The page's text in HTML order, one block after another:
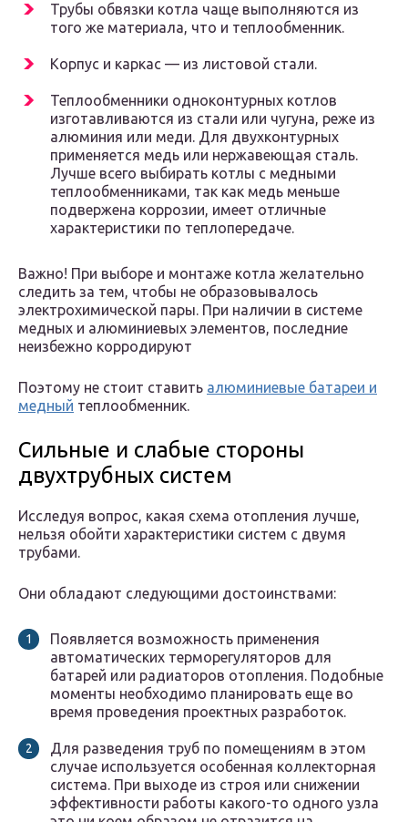
Трубы обвязки котла чаще выполняются из
того же материала, что и теплообменник.
Корпус и каркас — из листовой стали.
Теплообменники одноконтурных котлов
изготавливаются из стали или чугуна, реже из
алюминия или меди. Для двухконтурных
применяется медь или нержавеющая сталь.
Лучше всего выбирать котлы с медными
теплообменниками, так как медь меньше
подвержена коррозии, имеет отличные
характеристики по теплопередаче.
Важно! При выборе и монтаже котла желательно
следить за тем, чтобы не образовывалось
электрохимической пары. При наличии в системе
медных и алюминиевых элементов, последние
неизбежно корродируют
Поэтому не стоит ставить алюминиевые батареи и
медный теплообменник.
Сильные и слабые стороны
двухтрубных систем
Исследуя вопрос, какая схема отопления лучше,
нельзя обойти характеристики систем с двумя
трубами.
Они обладают следующими достоинствами:
Появляется возможность применения
автоматических терморегуляторов для
батарей или радиаторов отопления. Подобные
моменты необходимо планировать еще во
время проведения проектных разработок.
Для разведения труб по помещениям в этом
случае используется особенная коллекторная
система. При выходе из строя или снижении
эффективности работы какого-то одного узла